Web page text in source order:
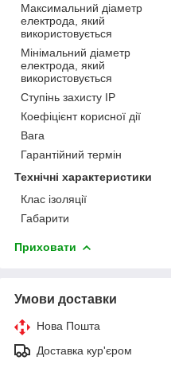
Максимальний діаметр
електрода, який
використовується
Мінімальний діаметр
електрода, який
використовується
Ступінь захисту IP
Коефіцієнт корисної дії
Вага
Гарантійний термін
Технічні характеристики
Клас ізоляції
Габарити
Приховати
Умови доставки
Нова Пошта
Доставка кур'єром